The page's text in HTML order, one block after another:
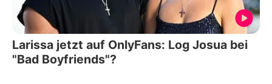
Larissa jetzt auf OnlyFans: Log Josua bei
"Bad Boyfriends"?